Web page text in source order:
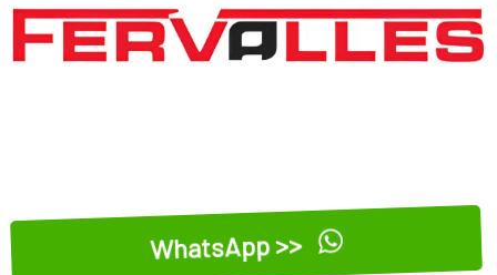
WhatsApp >>